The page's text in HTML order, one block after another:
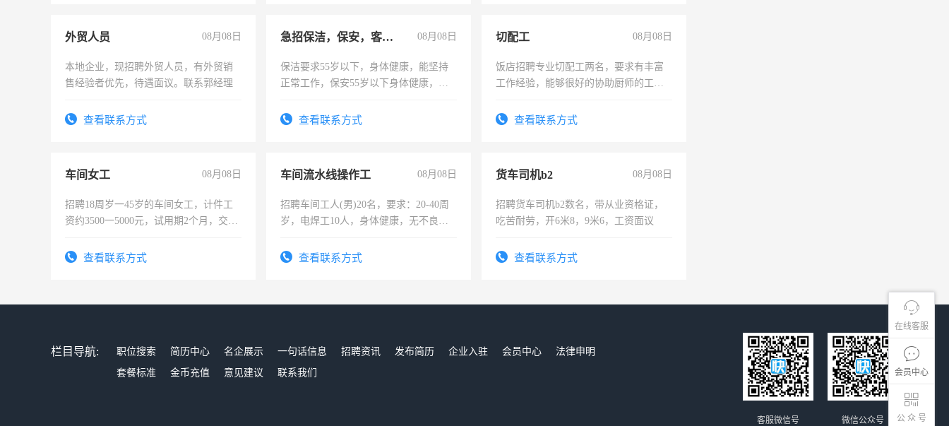
在线客服
会员中心
公 众 号
外贸人员 08月08日
本地企业，现招聘外贸人员，有外贸销
售经验者优先，待遇面议。联系郭经理
查看联系方式
急招保洁，保安，客服，工程 08月08日
保洁要求55岁以下，身体健康，能坚持
正常工作，保安55岁以下身体健康，有
录，客服要求45岁以下高中以上文化，
查看联系方式
切配工 08月08日
饭店招聘专业切配工两名，要求有丰富
工作经验，能够很好的协助厨师的工
4500。查看联系方式
车间女工 08月08日
招聘18周岁一45岁的车间女工，计件工
资约3500一5000元，试用期2个月，交五
查看联系方式
车间流水线操作工 08月08日
招聘车间工人(男)20名，要求：20-40周
岁，电焊工10人，身体健康，无不良嗜
宿，免费发放劳保用品，两班倒，每月
查看联系方式
货车司机b2 08月08日
招聘货车司机b2数名，带从业资格证，
吃苦耐劳，开6米8，9米6，工资面议
查看联系方式
栏目导航: 职位搜索 简历中心 名企展示 一句话信息 招聘资讯 发布简历 企业入驻 会员中心
法律申明
套餐标准
金币充值 意见建议 联系我们
微信公众号
客服微信号